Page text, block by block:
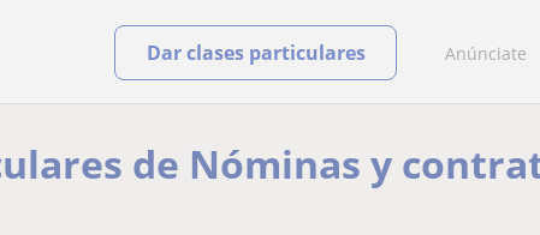
Anúnciate
Dar clases particulares
de Nóminas y